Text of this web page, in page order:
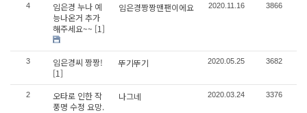
4
임은경 누나 예
능나온거 추가
해주세요~~ [1]
임은경짱짱맨팬이에요 2020.11.16 3866
3
임은경씨 짱짱!
[1]
뚜기뚜기 2020.05.25 3682
2
오타로 인한 작
풍명 수정 요망.
나그네 2020.03.24 3376